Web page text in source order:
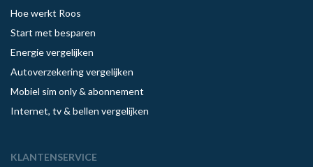
Hoe werkt Roos
Start met besparen
Energie vergelijken
Autoverzekering vergelijken
Mobiel sim only & abonnement
Internet, tv & bellen vergelijken
KLANTENSERVICE